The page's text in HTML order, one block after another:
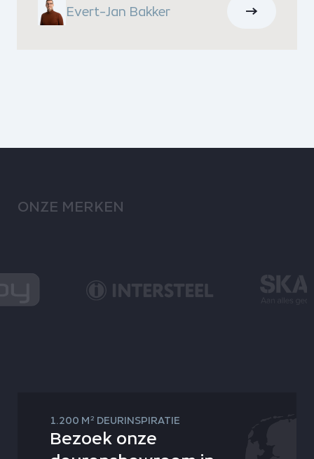
showroom gerealiseerd waarin bezoekers
kennis kunnen maken met de
Evert-Jan Bakker
ONZE MERKEN
1.200 M2 DEURINSPIRATIE
Bezoek onze